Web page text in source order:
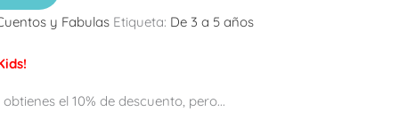
y Fabulas Etiqueta: De 3 a 5 años
el 10% de descuento, pero...